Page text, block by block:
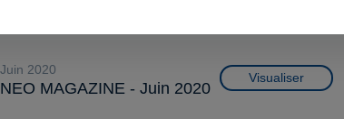
juin 2020
NEO MAGAZINE - Juin 2020
Visualiser